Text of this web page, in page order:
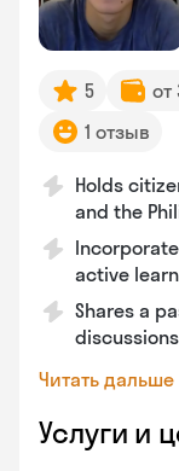
5 от
1 отзыв
Holds
and the
active
Shares a
discussions
Читать дальше
Услуги и